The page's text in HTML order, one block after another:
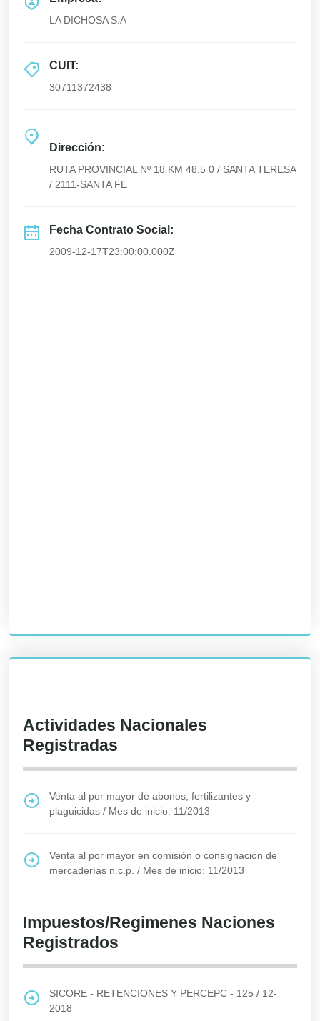
LA DICHOSA S.A
CUIT:
30711372438
Dirección:
RUTA PROVINCIAL Nº 18 KM 48,5 0 / SANTA TERESA
/ 2111-SANTA FE
Fecha Contrato Social:
2009-12-17T23:00:00.000Z
Actividades Nacionales
Registradas
Venta al por mayor de abonos, fertilizantes y
plaguicidas / Mes de inicio: 11/2013
Venta al por mayor en comisión o consignación de
mercaderías n.c.p. / Mes de inicio: 11/2013
Impuestos/Regimenes Naciones
Registrados
SICORE - RETENCIONES Y PERCEPC - 125 / 12-
2018